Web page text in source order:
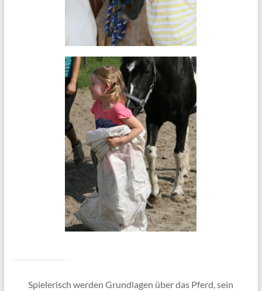
Spielerisch werden Grundlagen über das Pferd, sein